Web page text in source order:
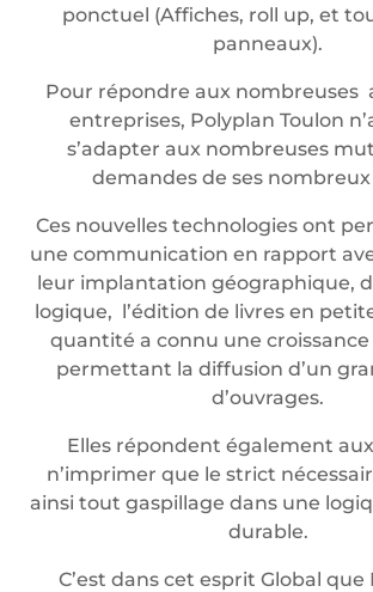
ponctuel (Affiches, roll up, et
panneaux).
Pour répondre aux nombreuses
entreprises, Polyplan Toulon
s’adapter aux nombreuses
demandes de ses
Ces nouvelles technologies ont
une communication en rapport
leur implantation géographique,
logique, l’édition de livres en
quantité a connu une
permettant la diffusion d’un
d’ouvrages.
Elles répondent également
n’imprimer que le strict
ainsi tout gaspillage dans une
durable.
C’est dans cet esprit Global que